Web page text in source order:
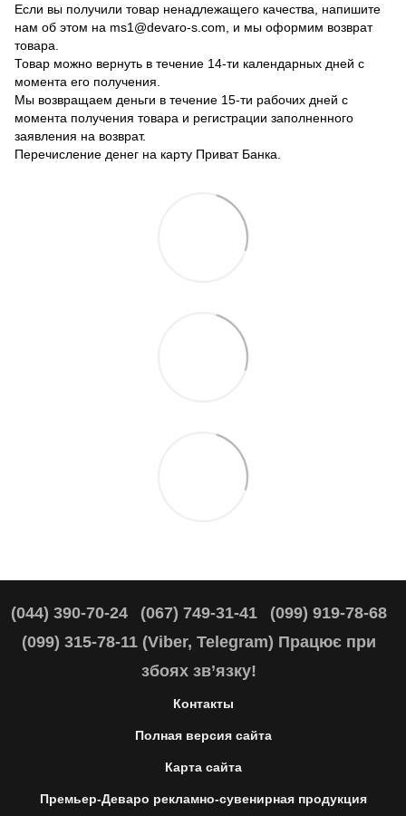
Если вы получили товар ненадлежащего качества, напишите
нам об этом на ms1@devaro-s.com, и мы оформим возврат
товара.
Товар можно вернуть в течение 14-ти календарных дней с
момента его получения.
Мы возвращаем деньги в течение 15-ти рабочих дней с
момента получения товара и регистрации заполненного
заявления на возврат.
Перечисление денег на карту Приват Банка.
(044) 390-70-24 (067) 749-31-41
(099) 919-78-68
(099) 315-78-11 (Viber, Telegram) Працює при
збоях зв’язку!
Контакты
Полная версия сайта
Карта сайта
Премьер-Деваро рекламно-сувенирная продукция